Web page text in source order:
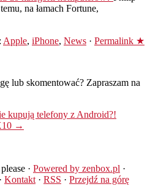
na łamach Fortune,
Apple, iPhone, News · Permalink ★
lub skomentować? Zapraszam na
kupują telefony z Android?!
→
· Powered by zenbox.pl ·
· Kontakt · RSS · Przejdź na górę